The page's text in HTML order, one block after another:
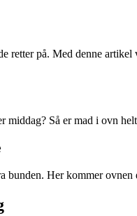
retter på. Med denne
Så er mad i ovn
Her kommer